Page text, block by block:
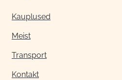
Kauplused
Meist
Transport
Kontakt